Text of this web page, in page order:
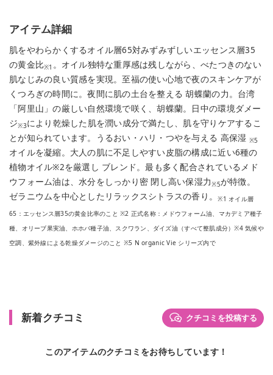
アイテム詳細
肌をやわらかくするオイル層65対みずみずしいエッセンス層35
の黄金比※1 。オイル独特な重厚感は残しながら、べたつきのない
肌なじみの良い質感を実現。至福の使い心地で夜のスキンケアが
くつろぎの時間に。夜間に肌の土台を整える 胡蝶蘭の力。台湾
「阿里山」の厳しい自然環境で咲く、胡蝶蘭。日中の環境ダメー
ジ※3により乾燥した肌を潤い成分で満たし、肌を守りケアするこ
とが知られています。うるおい・ハリ・つやを与える 高保湿 ※5
オイルを凝縮。大人の肌に不足しやすい皮脂の構成に近い6種の
植物オイル※2を厳選し ブレンド。最も多く配合されているメド
ウフォーム油は、水分をしっかり密 閉し高い保湿力※5が特徴。
ゼラニウムを中心としたリラックスシトラスの香り。※1 オイル層
65：エッセンス層35の黄金比率のこと ※2 正式名称：メドウフォーム油、マカデミア種子
種、オリーブ果実油、ホホバ種子油、スクワラン、ダイズ油（すべて整肌成分）※4 気候や
空調、紫外線による乾燥ダメージのこと ※5 N organic Vie シリーズ内で
新着クチコミ クチコミを投稿する
このアイテムのクチコミをお待ちしています！